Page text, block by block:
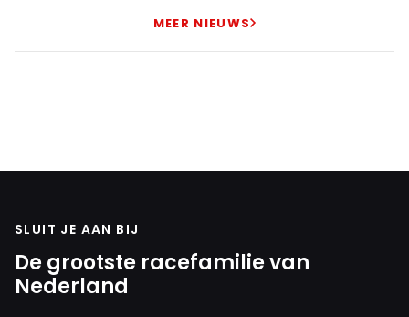
MEER NIEUWS
SLUIT JE AAN BIJ
De grootste racefamilie van
Nederland